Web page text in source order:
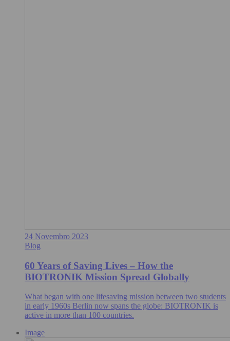
24 Novembro 2023
Blog
60 Years of Saving Lives – How the
BIOTRONIK Mission Spread Globally
What began with one lifesaving mission between two students
in early 1960s Berlin now spans the globe: BIOTRONIK is
active in more than 100 countries.
Image